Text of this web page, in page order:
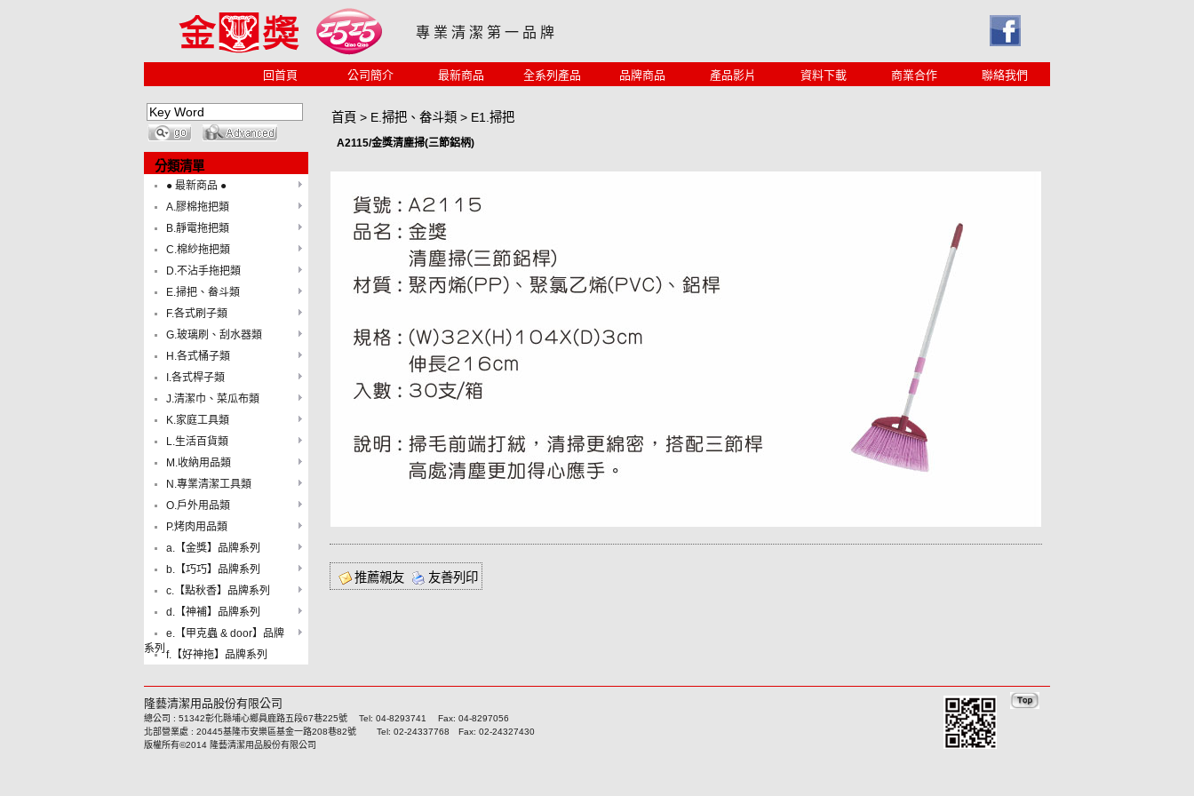
專 業 清 潔 第 一 品 牌
回首頁 公司簡介 最新商品 全系列產品 品牌商品 產品影片 資料下載 商業合作 聯絡我們
分類清單
● 最新商品 ●
A.膠棉拖把類
B.靜電拖把類
C.棉紗拖把類
D.不沾手拖把類
E.掃把、畚斗類
F.各式刷子類
G.玻璃刷、刮水器類
H.各式桶子類
I.各式桿子類
J.清潔巾、菜瓜布類
K.家庭工具類
L.生活百貨類
M.收納用品類
N.專業清潔工具類
O.戶外用品類
P.烤肉用品類
a.【金獎】品牌系列
b.【巧巧】品牌系列
c.【點秋香】品牌系列
d.【神補】品牌系列
e.【甲克蟲 & door】品牌
系列 f.【好神拖】品牌系列
首頁 > E.掃把、畚斗類 > E1.掃把
A2115/金獎清塵掃(三節鋁柄)
推薦親友 友善列印
隆藝清潔用品股份有限公司
總公司 : 51342彰化縣埔心鄉員鹿路五段67巷225號 Tel: 04-8293741 Fax: 04-8297056
北部營業處 : 20445基隆市安樂區基金一路208巷82號 Tel: 02-24337768 Fax: 02-24327430
版權所有©2014 隆藝清潔用品股份有限公司